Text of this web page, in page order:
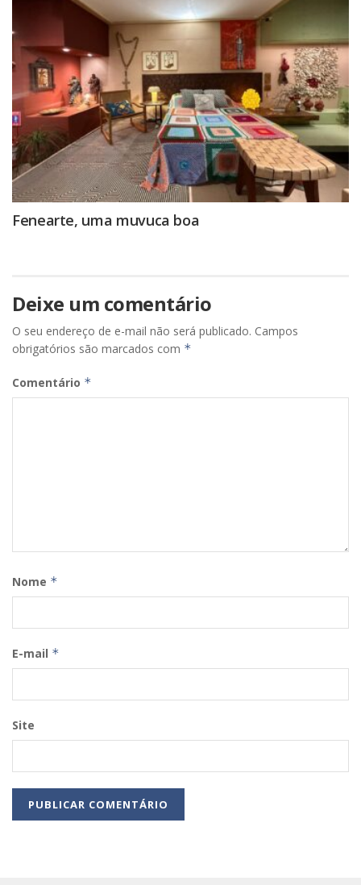
Fenearte, uma muvuca boa
Deixe um comentário
O seu endereço de e-mail não será publicado. Campos
obrigatórios são marcados com *
Comentário *
Nome *
E-mail *
Site